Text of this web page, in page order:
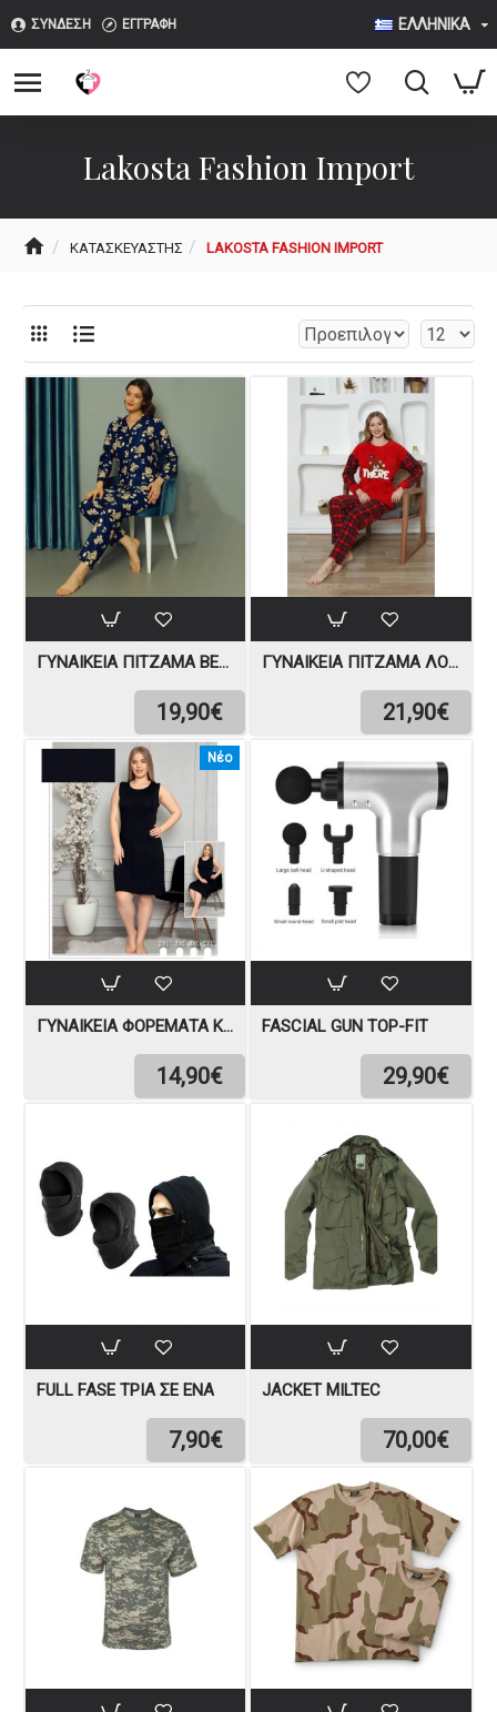
ΣΎΝΔΕΣΗ ΕΓΓΡΑΦΉ ΕΛΛΗΝΙΚΆ
ΚΑΤΑΣΚΕΥΑΣΤΉΣ LAKOSTA FASHION IMPORT
Lakosta Fashion Import
ΓΥΝΑΙΚΕΊΑ ΠΙΤΖΆΜΑ ΒΕΛΟΎΔΙΝΗ
19,90€
ΓΥΝΑΙΚΕΊΑ ΠΙΤΖΆΜΑ ΛΟΎΤΡΙΝΗ
21,90€
Νέο
ΓΥΝΑΙΚΕΊΑ ΦΟΡΈΜΑΤΑ ΚΑΛΟΚΑΙΡΙΝΆ
14,90€
FASCIAL GUN TOP-FIT
29,90€
FULL FASE ΤΡΊΑ ΣΕ ΈΝΑ
7,90€
JACKET MILTEC
70,00€